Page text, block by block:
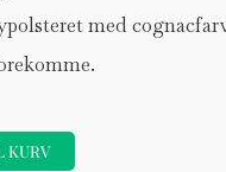
med
KURV